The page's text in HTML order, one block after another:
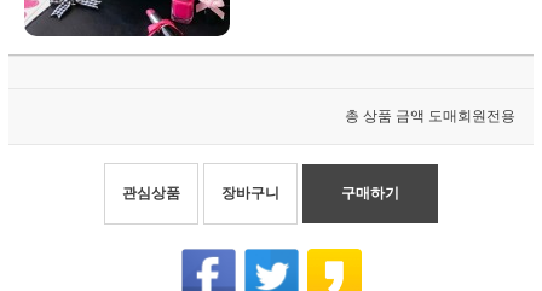
총 상품 금액 도매회원전용
관심상품 장바구니 구매하기